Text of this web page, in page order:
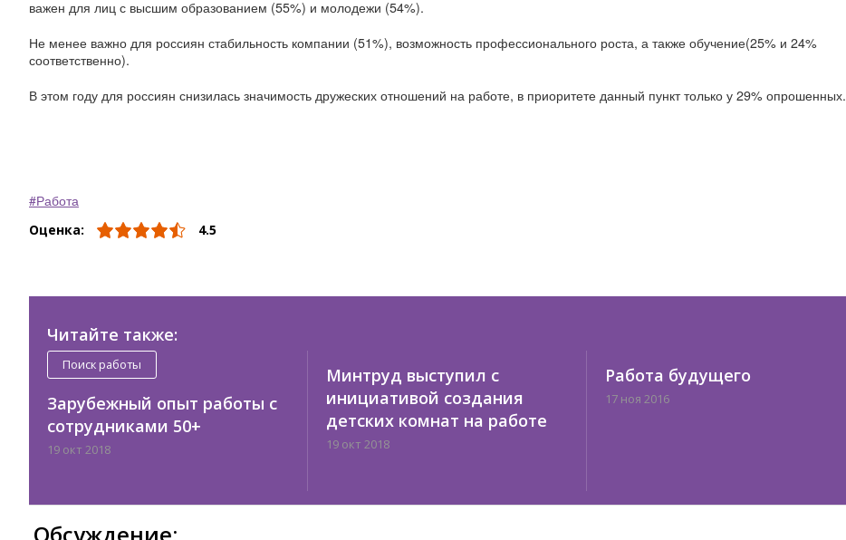
важен для лиц с высшим образованием (55%) и молодежи (54%).
Не менее важно для россиян стабильность компании (51%), возможность профессионального роста, а также обучение(25% и 24%
соответственно).
В этом году для россиян снизилась значимость дружеских отношений на работе, в приоритете данный пункт только у 29% опрошенных.
Работа
Оценка: 4.5
Читайте также:
Поиск работы
Зарубежный опыт работы с
сотрудниками 50+
19 окт 2018
Минтруд выступил с
инициативой создания
детских комнат на работе
19 окт 2018
Работа будущего
17 ноя 2016